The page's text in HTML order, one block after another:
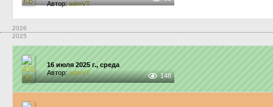
Автор:admVT
2026
2025
148
16 июля 2025 г., среда
Автор:admVT